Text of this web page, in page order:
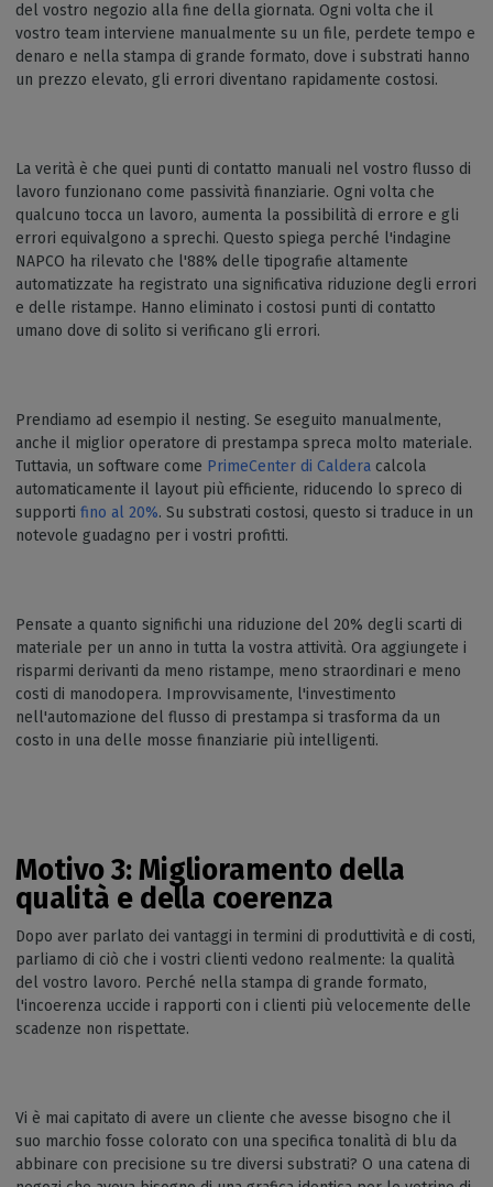
del vostro negozio alla fine della giornata. Ogni volta che il
vostro team interviene manualmente su un file, perdete tempo e
denaro e nella stampa di grande formato, dove i substrati hanno
un prezzo elevato, gli errori diventano rapidamente costosi.
La verità è che quei punti di contatto manuali nel vostro flusso di
lavoro funzionano come passività finanziarie. Ogni volta che
qualcuno tocca un lavoro, aumenta la possibilità di errore e gli
errori equivalgono a sprechi. Questo spiega perché l'indagine
NAPCO ha rilevato che l'88% delle tipografie altamente
automatizzate ha registrato una significativa riduzione degli errori
e delle ristampe. Hanno eliminato i costosi punti di contatto
umano dove di solito si verificano gli errori.
Prendiamo ad esempio il nesting. Se eseguito manualmente,
anche il miglior operatore di prestampa spreca molto materiale.
Tuttavia, un software come PrimeCenter di Caldera calcola
automaticamente il layout più efficiente, riducendo lo spreco di
supporti fino al 20%. Su substrati costosi, questo si traduce in un
notevole guadagno per i vostri profitti.
Pensate a quanto significhi una riduzione del 20% degli scarti di
materiale per un anno in tutta la vostra attività. Ora aggiungete i
risparmi derivanti da meno ristampe, meno straordinari e meno
costi di manodopera. Improvvisamente, l'investimento
nell'automazione del flusso di prestampa si trasforma da un
costo in una delle mosse finanziarie più intelligenti.
Motivo 3: Miglioramento della
qualità e della coerenza
Dopo aver parlato dei vantaggi in termini di produttività e di costi,
parliamo di ciò che i vostri clienti vedono realmente: la qualità
del vostro lavoro. Perché nella stampa di grande formato,
l'incoerenza uccide i rapporti con i clienti più velocemente delle
scadenze non rispettate.
Vi è mai capitato di avere un cliente che avesse bisogno che il
suo marchio fosse colorato con una specifica tonalità di blu da
abbinare con precisione su tre diversi substrati? O una catena di